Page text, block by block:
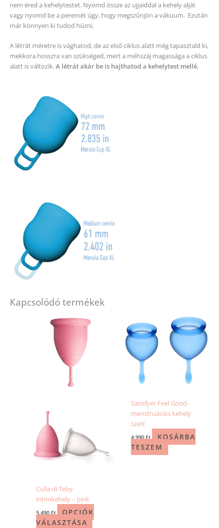
nem éred a kehelytestet. Nyomd össze az ujjaiddal a kehely alját
vagy nyomd be a peremét úgy, hogy megszűnjön a vákuum. Ezután
már könnyen ki tudod húzni.
A létrát méretre is vághatod, de az első ciklus alatt még tapasztald ki,
mekkora hosszra van szükséged, mert a méhszáj magassága a ciklus
alatt is változik.A létrát akár be is hajthatod a kehelytest mellé.
Kapcsolódó termékek
Culla di Teby
intimkehely – pink
5 490Ft
OPCIÓK
VÁLASZTÁSA
termékoldalonSatisfyer Feel Good-
menstruációs kehely
szett
4 990Ft
KOSÁRBA
TESZEM